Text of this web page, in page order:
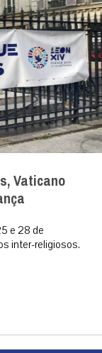
Vaticano
e 28 de
inter-religiosos.